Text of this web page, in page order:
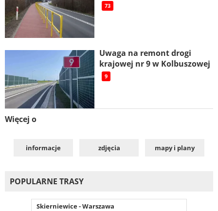
73
Uwaga na remont drogi
krajowej nr 9 w Kolbuszowej
9
Więcej o
informacje zdjęcia mapy i plany
POPULARNE TRASY
Skierniewice - Warszawa